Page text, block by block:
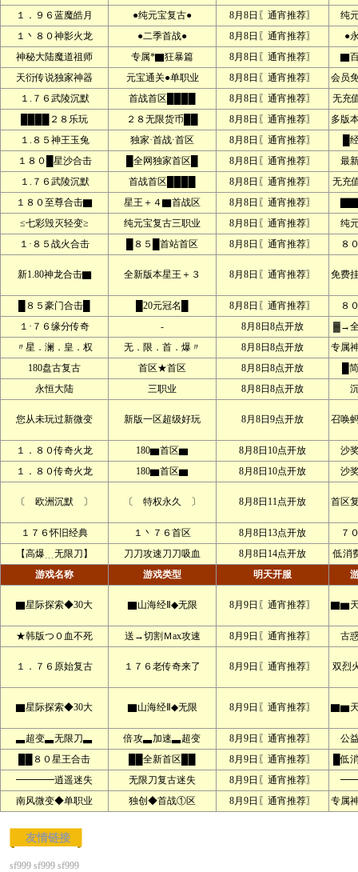
１．９６蓝魔皓月 ●纯元宝复古● 8月8日〖通宵推荐〗
纯
１丶８０神影火龙
●二季首战● 8月8日〖通宵推荐〗
●
神秘大陆魔道祖师
专属*▇狂暴篇 8月8日〖通宵推荐〗
▇
天衍传说独家神器
元宝通关●单职业 8月8日〖通宵推荐〗
会员
１.７６武陵沉默
首战首区████ 8月8日〖通宵推荐〗
无充
████２８乐玩
２８无限货币██ 8月8日〖通宵推荐〗
多版
１.８５神王玉兔
独家·首战·首区 8月8日〖通宵推荐〗
█
１８０█星沙合击
█全网独家首区█ 8月8日〖通宵推荐〗
最
１.７６武陵沉默
首战首区████ 8月8日〖通宵推荐〗
无充
１８０至尊合击▇
星王＋４▇首战区 8月8日〖通宵推荐〗
≤七彩毁灭轻变≥
纯元宝复古三职业 8月8日〖通宵推荐〗
纯
１·８５战火合击
█８５█首站首区 8月8日〖通宵推荐〗 ８
新1.80神龙合击▇ 全新版本星王＋３ 8月8日〖通宵推荐〗 免费
█８５豪门合击█ █20元冠名█ 8月8日〖通宵推荐〗
８
１·７６缘分传奇
- 8月8日8点开放
▓→
〃星．澜．皇．权
无．限．首．爆〃 8月8日8点开放
专属
180盘古复古
首区★首区 8月8日8点开放
█
永恒大陆
三职业 8月8日8点开放
您从未玩过新微变 新版一区超级好玩 8月8日9点开放 召唤
１．８０传奇火龙 180▆首区▆ 8月8日10点开放
沙
１．８０传奇火龙
180▆首区▆ 8月8日10点开放 沙
〔 欧洲沉默 〕 〔 特权永久 〕 8月8日11点开放 首区
１７６怀旧经典 １丶７６首区 8月8日13点开放
７
【高爆﹍无限刀】
刀刀攻速刀刀吸血 8月8日14点开放
低消
游戏名称
游戏类型 明天开服
▇星际探索◆30大 ▇山海经Ⅱ◆无限 8月9日〖通宵推荐〗 ▇▆
★韩版つ０血不死 送→切割Ｍax攻速 8月9日〖通宵推荐〗 古
１．７６原始复古 １７６老传奇来了 8月9日〖通宵推荐〗 双烈
▇星际探索◆30大 ▇山海经Ⅱ◆无限 8月9日〖通宵推荐〗 ▇▆
▃超变▃无限刀▃ 倍攻▃加速▃超变 8月9日〖通宵推荐〗
公
██８０星王合击
██全新首区██ 8月9日〖通宵推荐〗
█低
━━━━逍遥迷失
无限刀复古迷失 8月9日〖通宵推荐〗
━━
南风微变◆单职业
独创◆首战①区 8月9日〖通宵推荐〗 专属
友情链接
sf999 sf999 sf999